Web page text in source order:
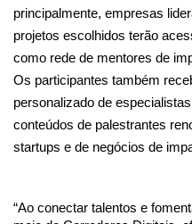
principalmente, empresas
projetos escolhidos terão
como rede de mentores de
Os participantes também
personalizado de
conteúdos de palestrantes
startups e de negócios de
“Ao conectar talentos e